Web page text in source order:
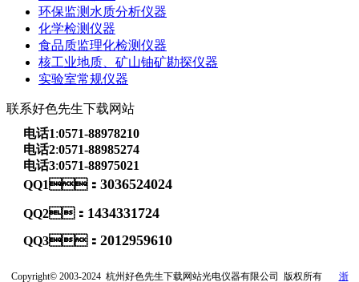
环保监测水质分析仪器
化学检测仪器
食品质监理化检测仪器
核工业地质、矿山铀矿勘探仪器
实验室常规仪器
联系好色先生下载网站
电话1:0571-88978210
电话2:0571-88985274
电话3:0571-88975021
QQ1： 3036524024
QQ2： 1434331724
QQ3： 2012959610
Copyright© 2003-2024 杭州好色先生下载网站光电仪器有限公司 版权所有 浙